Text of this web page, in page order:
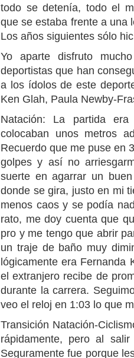
todo se detenía, todo el
que se estaba frente a una
Los años siguientes sólo
Yo aparte disfruto
deportistas que han
a los ídolos de este
Ken Glah, Paula Newby-
Natación: La partida
colocaban unos metros
Recuerdo que me puse en
golpes y así no
suerte en agarrar un
donde se gira, justo en mi
menos caos y se podía
rato, me doy cuenta que
pro y me tengo que abrir
un traje de baño muy
lógicamente era Fernanda
el extranjero recibe de
durante la carrera.
veo el reloj en 1:03 lo que
Transición Natación-
rápidamente, pero al
Seguramente fue porque